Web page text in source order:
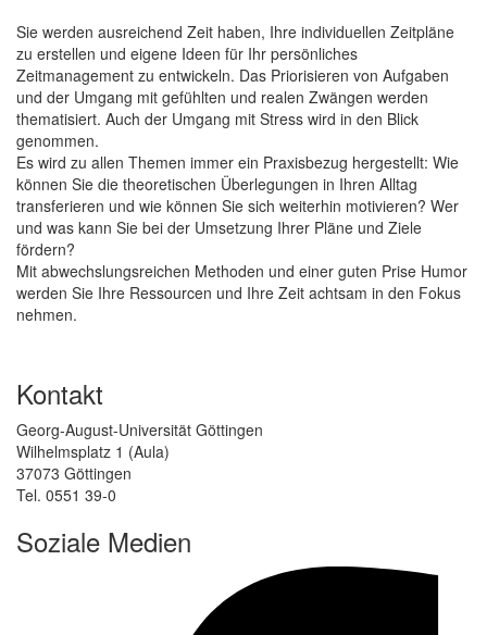
Sie werden ausreichend Zeit haben, Ihre individuellen Zeitpläne
zu erstellen und eigene Ideen für Ihr persönliches
Zeitmanagement zu entwickeln. Das Priorisieren von Aufgaben
und der Umgang mit gefühlten und realen Zwängen werden
thematisiert. Auch der Umgang mit Stress wird in den Blick
genommen.
Es wird zu allen Themen immer ein Praxisbezug hergestellt: Wie
können Sie die theoretischen Überlegungen in Ihren Alltag
transferieren und wie können Sie sich weiterhin motivieren? Wer
und was kann Sie bei der Umsetzung Ihrer Pläne und Ziele
fördern?
Mit abwechslungsreichen Methoden und einer guten Prise Humor
werden Sie Ihre Ressourcen und Ihre Zeit achtsam in den Fokus
nehmen.
Kontakt
Georg-August-Universität Göttingen
Wilhelmsplatz 1 (Aula)
37073 Göttingen
Tel. 0551 39-0
Soziale Medien